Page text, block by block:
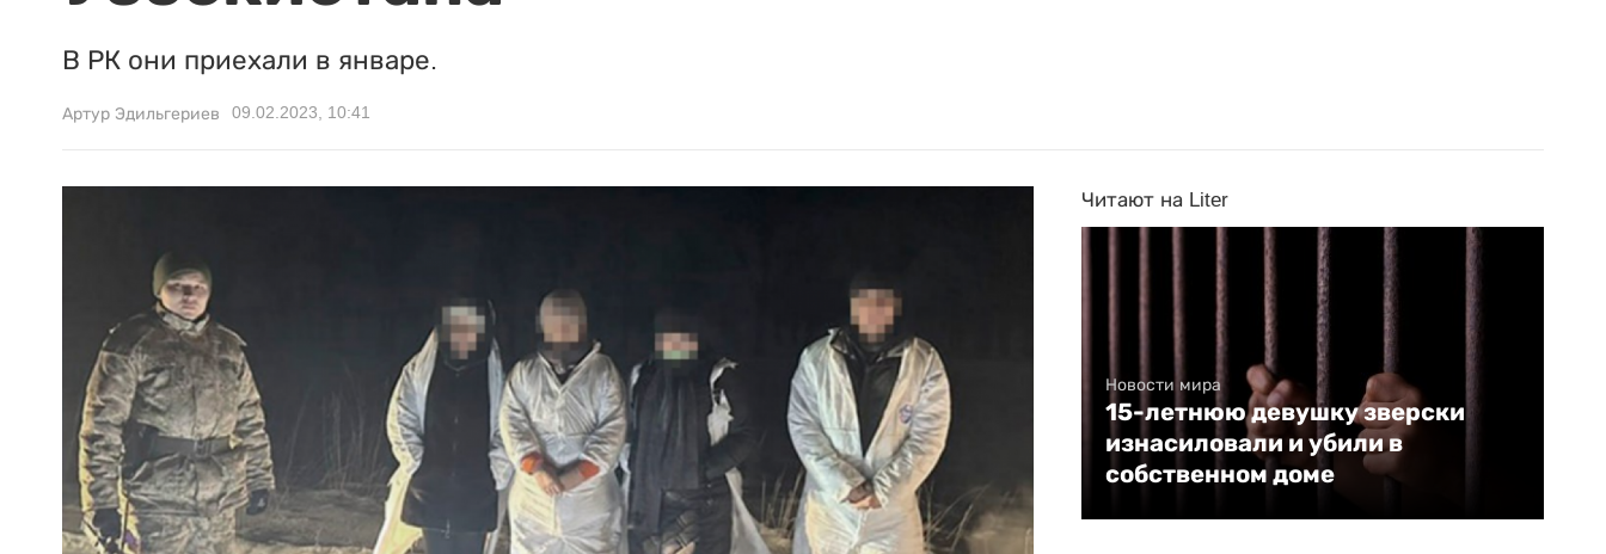
В РК они приехали в январе.
Артур Эдильгериев 09.02.2023, 10:41
Читают на Liter
Новости мира
15-летнюю девушку зверски
изнасиловали и убили в
собственном доме